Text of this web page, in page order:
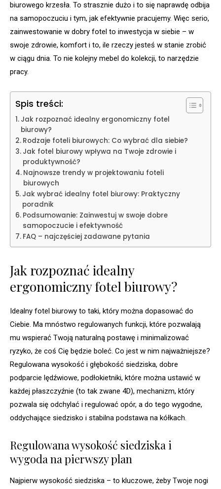
biurowego krzesła. To strasznie dużo i to się naprawdę odbija
na samopoczuciu i tym, jak efektywnie pracujemy. Więc serio,
zainwestowanie w dobry fotel to inwestycja w siebie – w
swoje zdrowie, komfort i to, ile rzeczy jesteś w stanie zrobić
w ciągu dnia. To nie kolejny mebel do kolekcji, to narzędzie
pracy.
Spis treści:
Jak rozpoznać idealny ergonomiczny fotel
biurowy?
Rodzaje foteli biurowych: Co wybrać dla siebie?
Jak fotel biurowy wpływa na Twoje zdrowie i
produktywność?
Najnowsze trendy w projektowaniu foteli
biurowych
Jak wybrać idealny fotel biurowy: Praktyczny
poradnik
Podsumowanie: Zainwestuj w swoje dobre
samopoczucie i efektywność
FAQ – najczęściej zadawane pytania
Jak rozpoznać idealny
ergonomiczny fotel biurowy?
Idealny fotel biurowy to taki, który można dopasować do
Ciebie. Ma mnóstwo regulowanych funkcji, które pozwalają
mu wspierać Twoją naturalną postawę i minimalizować
ryzyko, że coś Cię będzie boleć. Co jest w nim najważniejsze?
Regulowana wysokość i głębokość siedziska, dobre
podparcie lędźwiowe, podłokietniki, które można ustawić w
każdej płaszczyźnie (to tak zwane 4D), mechanizm, który
pozwala się odchylać i regulować opór, a do tego wygodne,
oddychające siedzisko i stabilna podstawa na kółkach.
Regulowana wysokość siedziska i
wygoda na pierwszy plan
Najpierw wysokość siedziska – to kluczowe, żeby Twoje nogi